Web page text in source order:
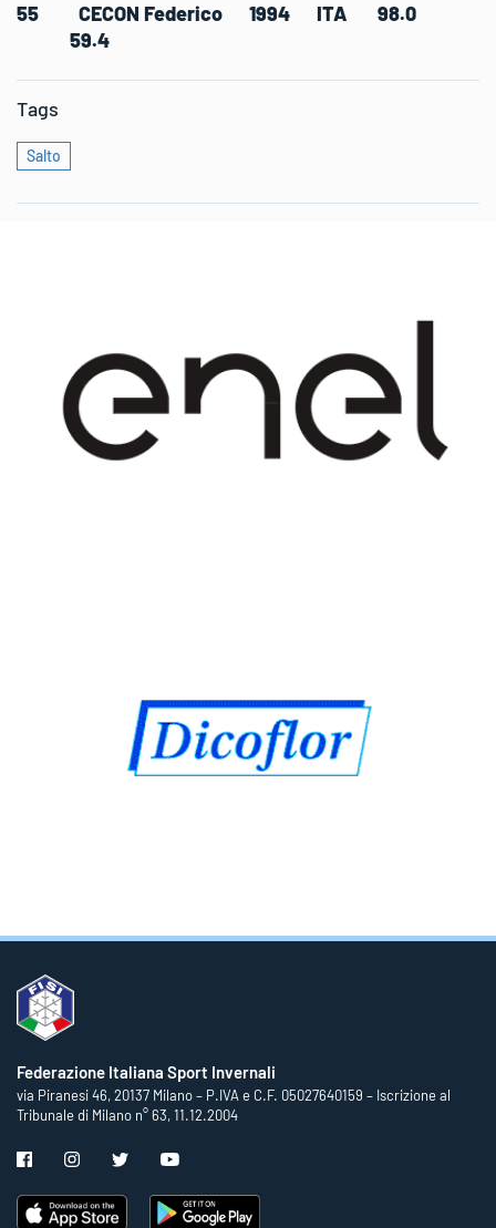
55 CECON Federico 1994 ITA 98.0
59.4
Tags
Salto
Federazione Italiana Sport Invernali
via Piranesi 46, 20137 Milano – P.IVA e C.F. 05027640159 – Iscrizione al
Tribunale di Milano n° 63, 11.12.2004